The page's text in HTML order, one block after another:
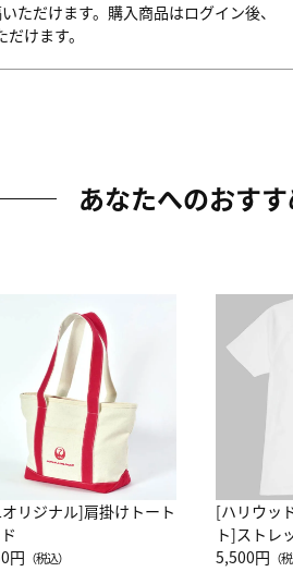
ただけます。購入商品はログイン後、
けます。
あなたへのおす
リジナル]肩掛けトート
円 （税込）
[ハリウッ
ト]ストレ
ーネック
5,500円 （